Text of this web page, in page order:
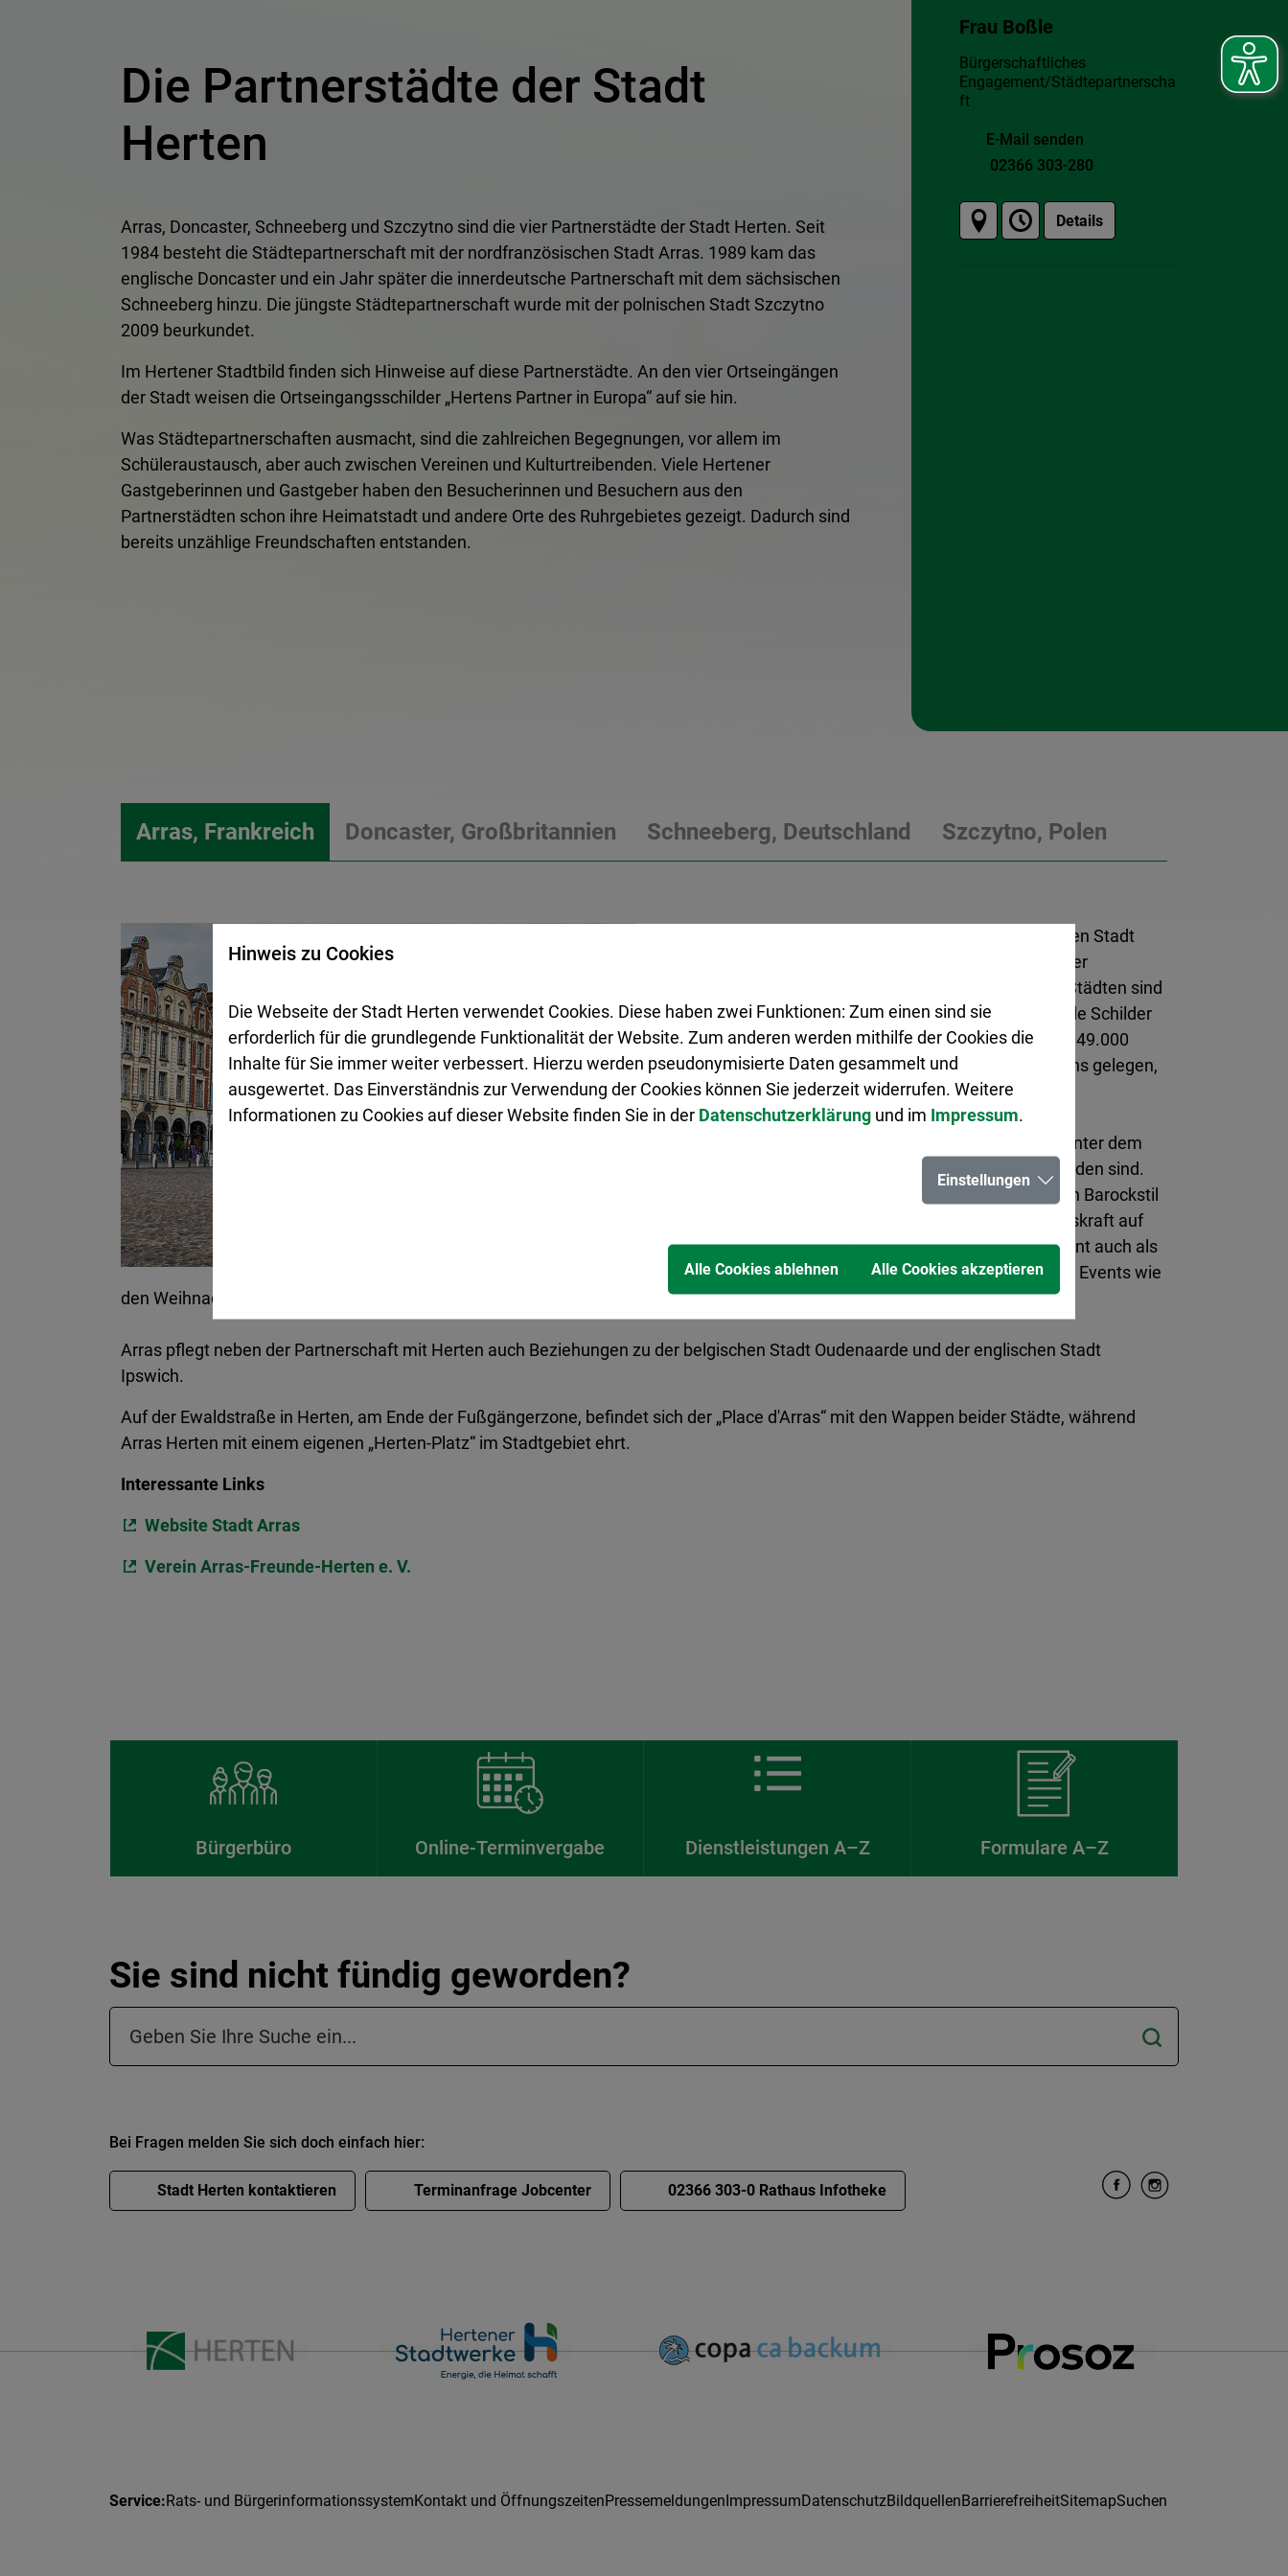
Die Partnerstädte der Stadt
Herten
Arras, Doncaster, Schneeberg und Szczytno sind die vier Partnerstädte der Stadt Herten. Seit
1984 besteht die Städtepartnerschaft mit der nordfranzösischen Stadt Arras. 1989 kam das
englische Doncaster und ein Jahr später die innerdeutsche Partnerschaft mit dem sächsischen
Schneeberg hinzu. Die jüngste Städtepartnerschaft wurde mit der polnischen Stadt Szczytno
2009 beurkundet.
Im Hertener Stadtbild finden sich Hinweise auf diese Partnerstädte. An den vier Ortseingängen
der Stadt weisen die Ortseingangsschilder „Hertens Partner in Europa“ auf sie hin.
Was Städtepartnerschaften ausmacht, sind die zahlreichen Begegnungen, vor allem im
Schüleraustausch, aber auch zwischen Vereinen und Kulturtreibenden. Viele Hertener
Gastgeberinnen und Gastgeber haben den Besucherinnen und Besuchern aus den
Partnerstädten schon ihre Heimatstadt und andere Orte des Ruhrgebietes gezeigt. Dadurch sind
bereits unzählige Freundschaften entstanden.
Frau Boßle
Bürgerschaftliches
Engagement/Städtepartnerscha
ft
E-Mail senden
02366 303-280
Details
Arras, Frankreich Doncaster, Großbritannien Schneeberg, Deutschland Szczytno, Polen
Die Partnerschaft zwischen Herten und der französischen Stadt
Arras wurde am 10. Juni 1984 offiziell besiegelt. Trotz der
Entfernung von 386 km zwischen den verschwisterten Städten sind
die Verbindungen stark und werden durch entsprechende Schilder
in beiden Städten symbolisiert. Arras, eine Stadt mit ca. 49.000
Einwohnerinnen und Einwohnern, zwischen Lille und Lens gelegen,
beeindruckt vor allem mit ihren historischen Elementen.
Besonders faszinierend sind die unterirdischen Gänge unter dem
„Place des Héros“, die seit dem 10. Jahrhundert entstanden sind.
Das gotische Rathaus und die 155 Häuser im flämischen Barockstil
am „Grand Place“ üben ebenfalls eine große Anziehungskraft auf
Besucherinnen und Besucher aus. Der „Grand Place“ dient auch als
zentraler Treffpunkt und Veranstaltungsort für kulturelle Events wie
den Weihnachtsmarkt im Dezember und das Europa-Fest im Mai.
Arras pflegt neben der Partnerschaft mit Herten auch Beziehungen zu der belgischen Stadt Oudenaarde und der englischen Stadt
Ipswich.
Auf der Ewaldstraße in Herten, am Ende der Fußgängerzone, befindet sich der „Place d'Arras“ mit den Wappen beider Städte, während
Arras Herten mit einem eigenen „Herten-Platz“ im Stadtgebiet ehrt.
Interessante Links
Website Stadt Arras
Verein Arras-Freunde-Herten e. V.
Bürgerbüro Online-Terminvergabe Dienstleistungen A–Z Formulare A–Z
Sie sind nicht fündig geworden?
Suchfeld in der Fußzeile
Bei Fragen melden Sie sich doch einfach hier:
Stadt Herten kontaktieren Terminanfrage Jobcenter 02366 303-0 Rathaus Infotheke
Rats- und BürgerinformationssystemKontakt und ÖffnungszeitenPressemeldungenImpressumDatenschutzBildquellenBarrierefreiheitSitemapSuchen
Hinweis zu Cookies
Die Webseite der Stadt Herten verwendet Cookies. Diese haben zwei Funktionen: Zum einen sind sie
erforderlich für die grundlegende Funktionalität der Website. Zum anderen werden mithilfe der Cookies die
Inhalte für Sie immer weiter verbessert. Hierzu werden pseudonymisierte Daten gesammelt und
ausgewertet. Das Einverständnis zur Verwendung der Cookies können Sie jederzeit widerrufen. Weitere
Informationen zu Cookies auf dieser Website finden Sie in der Datenschutzerklärung und im Impressum.
Einstellungen
Alle Cookies ablehnen Alle Cookies akzeptieren